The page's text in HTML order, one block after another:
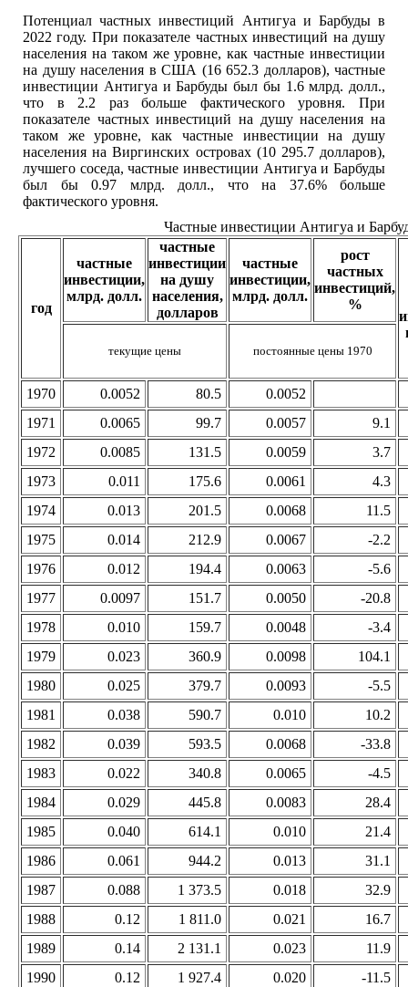
Потенциал частных инвестиций Антигуа и Барбуды в
2022 году. При показателе частных инвестиций на душу
населения на таком же уровне, как частные инвестиции
на душу населения в США (16 652.3 долларов), частные
инвестиции Антигуа и Барбуды был бы 1.6 млрд. долл.,
что в 2.2 раз больше фактического уровня. При
показателе частных инвестиций на душу населения на
таком же уровне, как частные инвестиции на душу
населения на Виргинских островах (10 295.7 долларов),
лучшего соседа, частные инвестиции Антигуа и Барбуды
был бы 0.97 млрд. долл., что на 37.6% больше
фактического уровня.
Частные инвестиции Антигуа и
год
частные
инвестиции,
млрд. долл.
частные
инвестиции
на душу
населения,
долларов
частные
инвестиции,
млрд. долл.
рост
частных
инвестиций,
%
текущие цены постоянные цены 1970
1970 0.0052 80.5
0.0052
1971
0.0065 99.7 0.0057
9.1
1972
0.0085 131.5 0.0059
3.7
1973
0.011 175.6 0.0061
4.3
1974
0.013 201.5 0.0068
11.5
1975
0.014 212.9 0.0067
-2.2
1976
0.012 194.4 0.0063
-5.6
1977
0.0097 151.7 0.0050
-20.8
1978
0.010 159.7 0.0048
-3.4
1979
0.023 360.9 0.0098
104.1
1980
0.025 379.7 0.0093
-5.5
1981
0.038 590.7 0.010
10.2
1982
0.039 593.5 0.0068
-33.8
1983
0.022 340.8 0.0065
-4.5
1984
0.029 445.8 0.0083
28.4
1985
0.040 614.1 0.010
21.4
1986
0.061 944.2 0.013
31.1
1987
0.088 1 373.5 0.018
32.9
1988
0.12 1 811.0 0.021
16.7
1989
0.14 2 131.1 0.023
11.9
1990
0.12 1 927.4 0.020
-11.5